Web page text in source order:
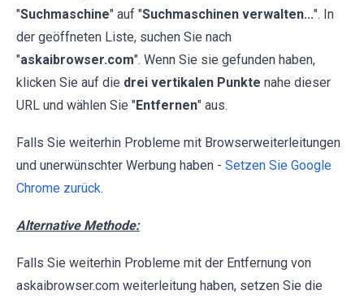
"Suchmaschine" auf "Suchmaschinen verwalten...". In
der geöffneten Liste, suchen Sie nach
"askaibrowser.com". Wenn Sie sie gefunden haben,
klicken Sie auf die drei vertikalen Punkte nahe dieser
URL und wählen Sie "Entfernen" aus.
Falls Sie weiterhin Probleme mit Browserweiterleitungen
und unerwünschter Werbung haben - Setzen Sie Google
Chrome zurück.
Alternative Methode:
Falls Sie weiterhin Probleme mit der Entfernung von
askaibrowser.com weiterleitung haben, setzen Sie die